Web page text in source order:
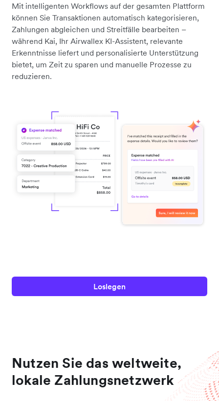
Mit intelligenten Workflows auf der gesamten Plattform
können Sie Transaktionen automatisch kategorisieren,
Zahlungen abgleichen und Streitfälle bearbeiten –
während Kai, Ihr Airwallex KI-Assistent, relevante
Erkenntnisse liefert und personalisierte Unterstützung
bietet, um Zeit zu sparen und manuelle Prozesse zu
reduzieren.
Loslegen
Nutzen Sie das weltweite,
lokale Zahlungsnetzwerk